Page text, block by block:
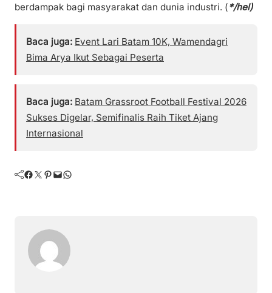
berdampak bagi masyarakat dan dunia industri. (*/hel)
Baca juga: Event Lari Batam 10K, Wamendagri
Bima Arya Ikut Sebagai Peserta
Baca juga: Batam Grassroot Football Festival 2026
Sukses Digelar, Semifinalis Raih Tiket Ajang
Internasional
Facebook Twitter Pinterest Mail WhatsApp